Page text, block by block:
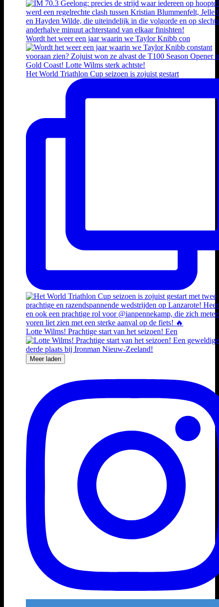
Wordt het weer een jaar waarin we Taylor Knibb con
Het World Triathlon Cup seizoen is zojuist gestart
Lotte Wilms! Prachtige start van het seizoen! Een
Meer laden